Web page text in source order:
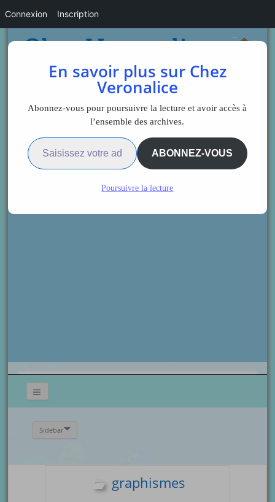
Sidebar
graphismes
En savoir plus sur Chez
Veronalice
Abonnez-vous pour poursuivre la lecture et avoir accès à
l’ensemble des archives.
Saisissez votre adresse e-mail…
ABONNEZ-VOUS
Poursuivre la lecture
Connexion Inscription